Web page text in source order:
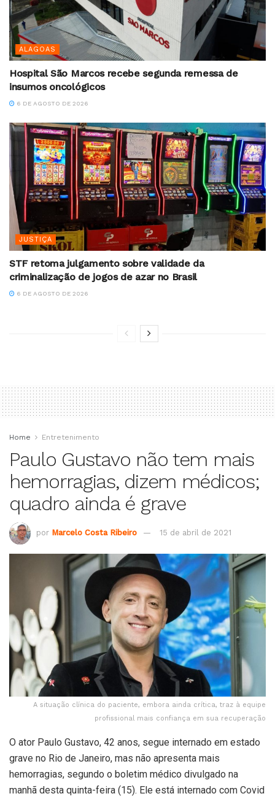
ALAGOAS
Hospital São Marcos recebe segunda remessa de
insumos oncológicos
6 DE AGOSTO DE 2026
JUSTIÇA
STF retoma julgamento sobre validade da
criminalização de jogos de azar no Brasil
6 DE AGOSTO DE 2026
Home Entretenimento
Paulo Gustavo não tem mais
hemorragias, dizem médicos;
quadro ainda é grave
por Marcelo Costa Ribeiro 15 de abril de 2021
A situação clínica do paciente, embora ainda crítica, traz à equipe
profissional mais confiança em sua recuperação
O ator Paulo Gustavo, 42 anos, segue internado em estado
grave no Rio de Janeiro, mas não apresenta mais
hemorragias, segundo o boletim médico divulgado na
manhã desta quinta-feira (15). Ele está internado com Covid